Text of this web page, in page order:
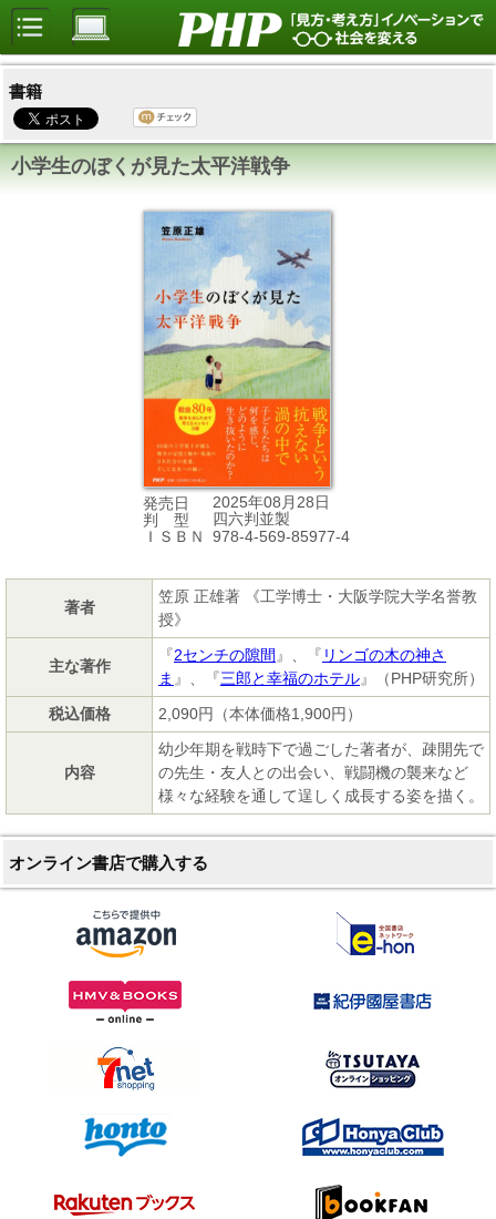
書籍
小学生のぼくが見た太平洋戦争
発売日
2025年08月28日
判 型
四六判並製
ＩＳＢＮ
978-4-569-85977-4
著者
笠原 正雄著 《工学博士・大阪学院大学名誉教
授》
主な著作
『2センチの隙間 』、『 リンゴの木の神さ
ま 』、『三郎と幸福のホテル』（PHP研究所）
税込価格
2,090円（本体価格1,900円）
内容
幼少年期を戦時下で過ごした著者が、疎開先で
の先生・友人との出会い、戦闘機の襲来など
様々な経験を通して逞しく成長する姿を描く。
オンライン書店で購入する